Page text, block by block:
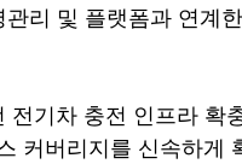
리 및 플랫폼과 연계
전기차 충전 인프라 확
커버리지를 신속하게